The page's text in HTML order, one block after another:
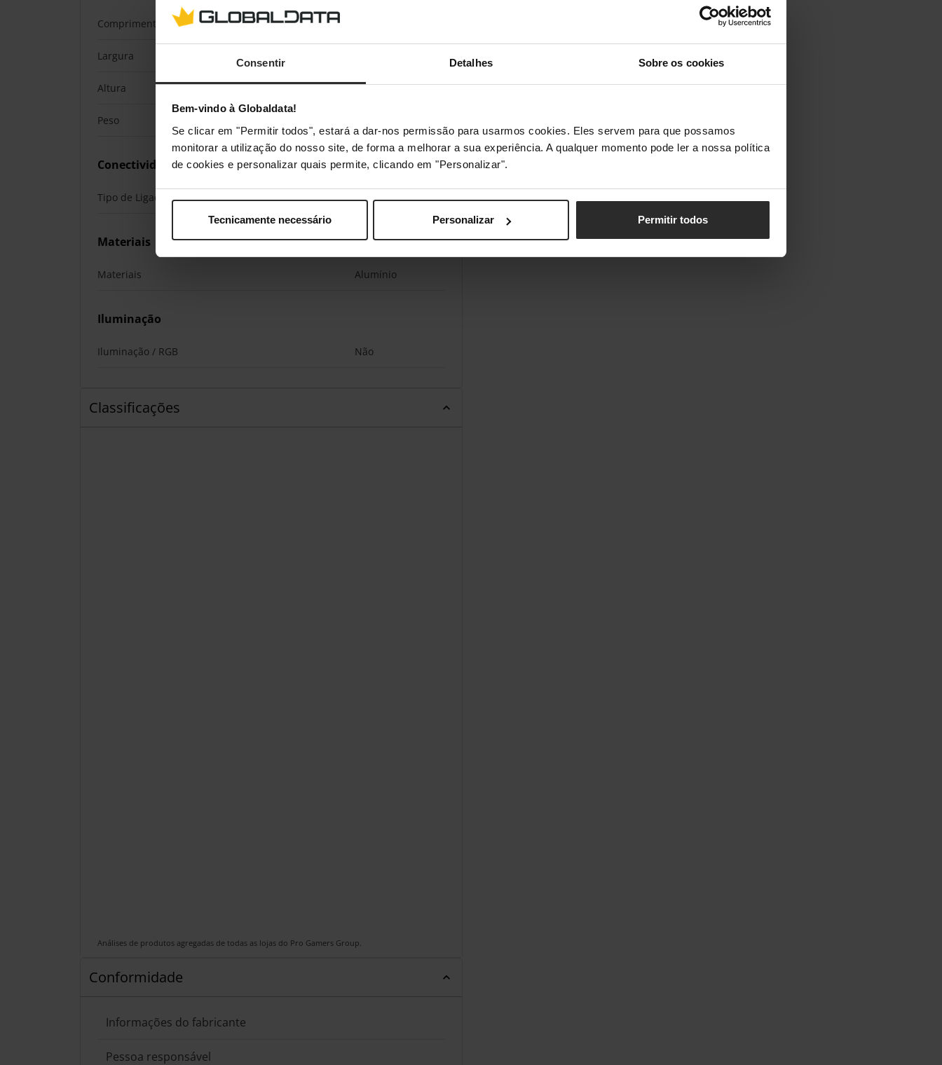
Consentir Detalhes Sobre os cookies
Bem-vindo à Globaldata!
Se clicar em "Permitir todos", estará a dar-nos permissão para usarmos cookies. Eles servem para que possamos
monitorar a utilização do nosso site, de forma a melhorar a sua experiência. A qualquer momento pode ler a nossa política
de cookies e personalizar quais permite, clicando em "Personalizar".
Tecnicamente necessário Personalizar Permitir todos
Comprimento / Profundidade
Largura
Altura 196,6 mm
Peso
Conectividade
Tipo de Ligação USB
Materiais
Materiais Alumínio
Iluminação
Iluminação / RGB Não
Classificações
Análises de produtos agregadas de todas as lojas do Pro Gamers Group.
Conformidade
Informações do fabricante
Pessoa responsável